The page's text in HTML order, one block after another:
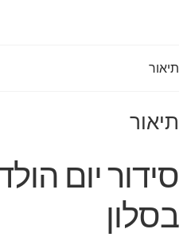
תיאור
תיאור
בסלון